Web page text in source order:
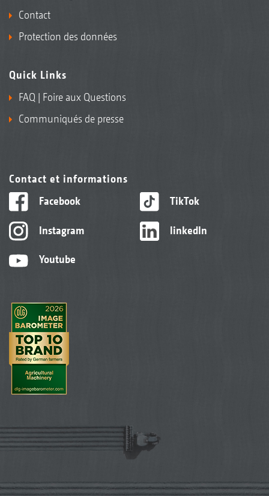
Contact
Protection des données
Quick Links
FAQ | Foire aux Questions
Communiqués de presse
Contact et informations
Facebook
Instagram
Youtube
TikTok
linkedIn